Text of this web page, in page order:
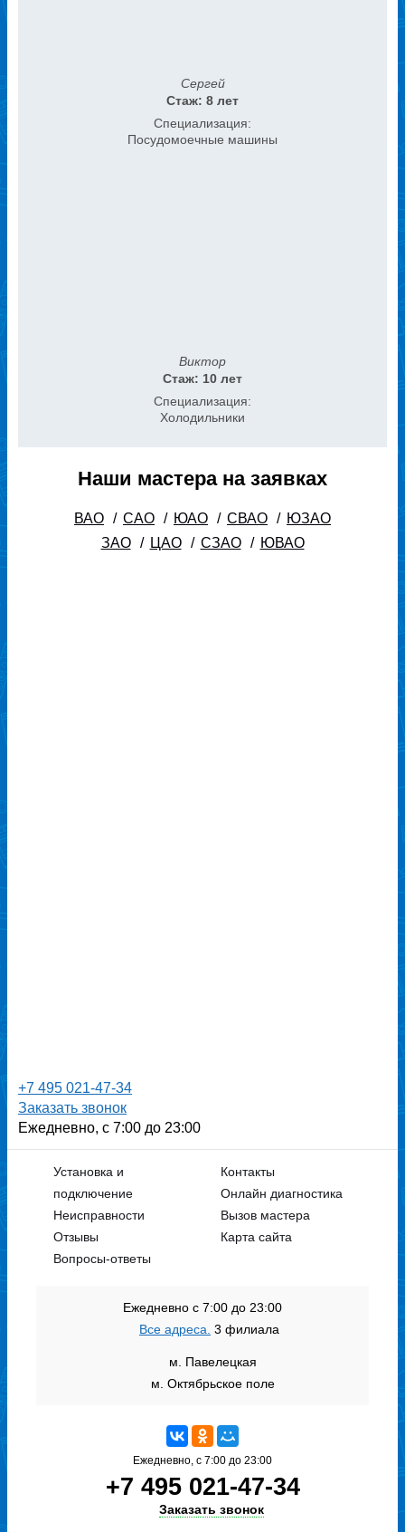
Сергей
Стаж: 8 лет
Специализация:
Посудомоечные машины
Виктор
Стаж: 10 лет
Специализация:
Холодильники
Наши мастера на заявках
ВАО / САО / ЮАО / СВАО / ЮЗАО
ЗАО
/ ЦАО / СЗАО / ЮВАО
+7 495 021-47-34
Заказать звонок
Ежедневно, с 7:00 до 23:00
Установка и
подключение
Неисправности
Отзывы
Вопросы-ответы
Контакты
Онлайн диагностика
Вызов мастера
Карта сайта
Ежедневно с 7:00 до 23:00
Все адреса. 3 филиала
м. Павелецкая
м. Октябрьское поле
Ежедневно, с 7:00 до 23:00
+7 495 021-47-34
Заказать звонок